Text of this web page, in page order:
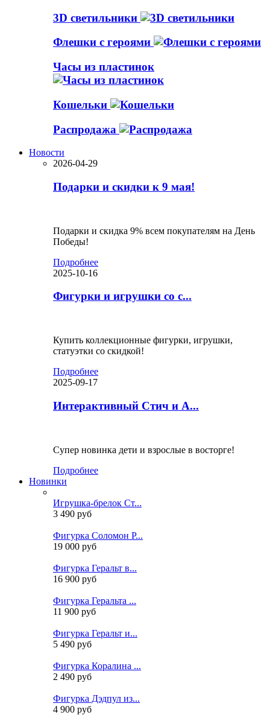
3D светильники
Флешки с героями
Часы из пластинок
Кошельки
Распродажа
Новости
2026-04-29
Подарки и скидки к 9 мая!
Подарки и скидка 9% всем покупателям на День
Победы!
Подробнее
2025-10-16
Фигурки и игрушки со с...
Купить коллекционные фигурки, игрушки,
статуэтки со скидкой!
Подробнее
2025-09-17
Интерактивный Стич и А...
Супер новинка дети и взрослые в восторге!
Подробнее
Новинки
Игрушка-брелок Ст...
3 490 руб
Фигурка Соломон Р...
19 000 руб
Фигурка Геральт в...
16 900 руб
Фигурка Геральта ...
11 900 руб
Фигурка Геральт и...
5 490 руб
Фигурка Коралина ...
2 490 руб
Фигурка Дэдпул из...
4 900 руб